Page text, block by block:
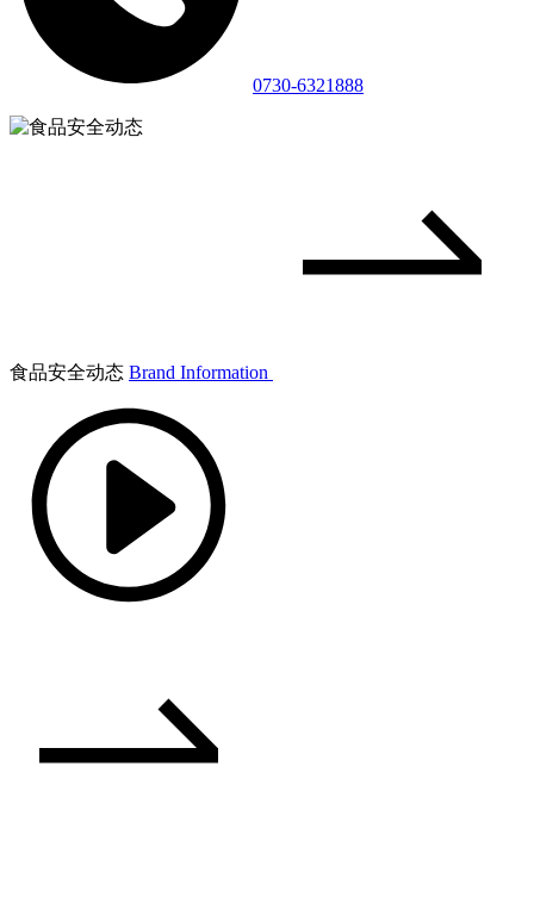
0730-6321888
食品安全动态 Brand Information